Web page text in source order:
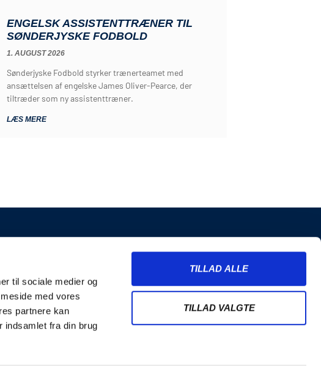
til sociale medier og
med vores
partnere kan
indsamlet fra din brug
TILLAD ALLE
TILLAD VALGTE
ENGELSK ASSISTENTTRÆNER TIL
SØNDERJYSKE FODBOLD
1. AUGUST 2026
Sønderjyske Fodbold styrker trænerteamet med
ansættelsen af engelske James Oliver-Pearce, der
tiltræder som ny assistenttræner.
LÆS MERE
INFORMATION
Merchandise
Handelsbetingelser